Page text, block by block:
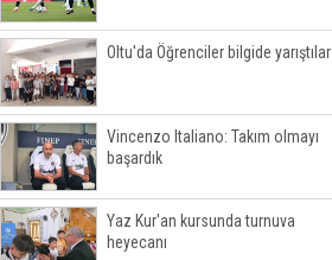
Oltu'da Öğrenciler bilgide yarıştılar
Vincenzo Italiano: Takım olmayı
başardık
Yaz Kur'an kursunda turnuva
heyecanı